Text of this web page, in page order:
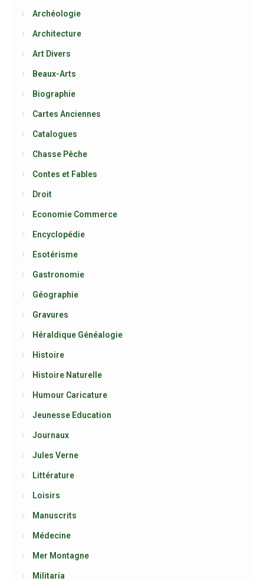
Archéologie
Architecture
Art Divers
Beaux-Arts
Biographie
Cartes Anciennes
Catalogues
Chasse Pêche
Contes et Fables
Droit
Economie Commerce
Encyclopédie
Esotérisme
Gastronomie
Géographie
Gravures
Héraldique Généalogie
Histoire
Histoire Naturelle
Humour Caricature
Jeunesse Education
Journaux
Jules Verne
Littérature
Loisirs
Manuscrits
Médecine
Mer Montagne
Militaria